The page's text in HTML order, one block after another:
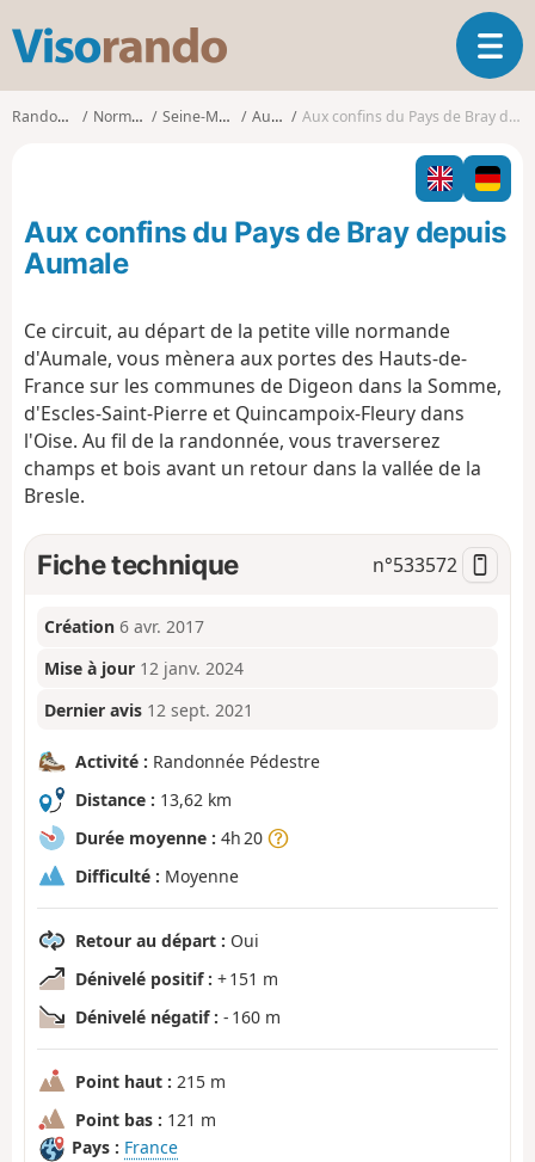
s
o
O
u
r
i
r
l
a
a
Randonnées Normandie Seine-Maritime Aumale Aux confins du Pays de Bray depuis Aumale
Aux confins du Pays de Bray depuis
Aumale
Ce circuit, au départ de la petite ville normande
d'Aumale, vous mènera aux portes des Hauts-de-
France sur les communes de Digeon dans la Somme,
d'Escles-Saint-Pierre et Quincampoix-Fleury dans
l'Oise. Au fil de la randonnée, vous traverserez
champs et bois avant un retour dans la vallée de la
Bresle.
Fiche technique n°533572
Création 6 avr. 2017
Mise à jour 12 janv. 2024
Dernier avis 12 sept. 2021
Activité : Randonnée Pédestre
Distance : 13,62 km
Durée moyenne : 4h 20
Difficulté : Moyenne
Retour au départ : Oui
Dénivelé positif : + 151 m
Dénivelé négatif : - 160 m
Point haut : 215 m
Point bas : 121 m
Pays : France